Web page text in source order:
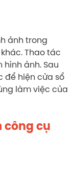
ảnh trong
Thao tác
ảnh. Sau
để hiện cửa sổ
làm việc của
công cụ